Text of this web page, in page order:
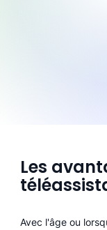
Les
Avec l'âge ou